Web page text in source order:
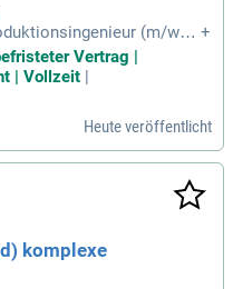
(m/w/d)
Martinsried bei M
feinmechanische Mon
Baugruppen sowie
optischer und el
Profil umfasst ein abges
oder verwandten Ber
in Lasertechnik oder Pho
Aufgaben, ein motiviertes
Genießen Sie 3
eine unbefristete Anst
+
Vertrag |
| Vollzeit
Heute veröffentlicht
komplexe